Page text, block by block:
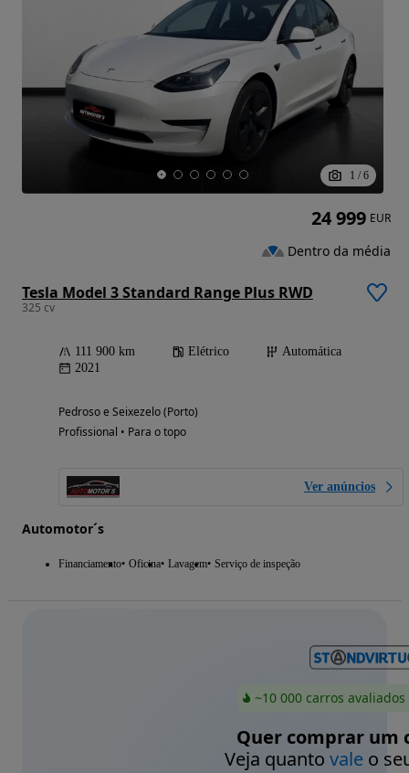
1 / 6
Tesla Model 3 Standard Range Plus RWD
325 cv
111 900 km Elétrico
Automática
2021
Pedroso e Seixezelo (Porto)
Profissional • Para o topo
Ver anúncios
Automotor´s
Financiamento Oficina Lavagem Serviço de inspeção
24 999 EUR
Dentro da média
~10 000 carros
Quer comprar um
Veja quanto valeo